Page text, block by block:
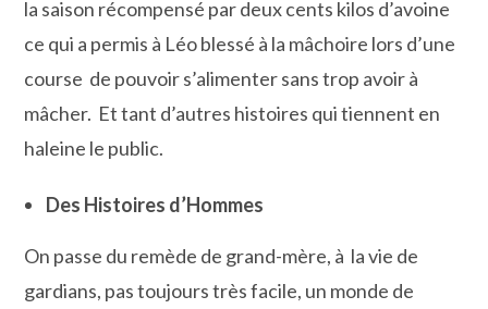
la saison récompensé par deux cents kilos d’avoine
ce qui a permis à Léo blessé à la mâchoire lors d’une
course de pouvoir s’alimenter sans trop avoir à
mâcher. Et tant d’autres histoires qui tiennent en
haleine le public.
Des Histoires d’Hommes
On passe du remède de grand-mère, à la vie de
gardians, pas toujours très facile, un monde de